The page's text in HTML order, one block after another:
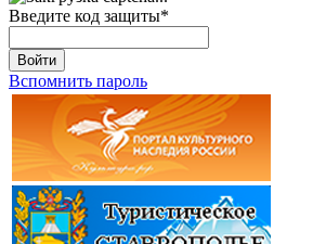
Введите код защиты*
Войти
Вспомнить пароль